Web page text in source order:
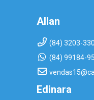
Allan
(84) 3203-
(84) 99184-
Edinara